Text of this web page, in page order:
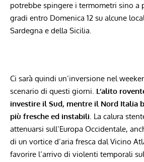
potrebbe spingere i termometri sino a
gradi entro Domenica 12 su alcune
Sardegna e della Sicilia.
Ci sarà quindi un’inversione nel
scenario di questi giorni. L’alito
investire il Sud, mentre il Nord Italia
più fresche ed instabili. La calura
attenuarsi sull’Europa Occidentale,
di un vortice d’aria fresca dal Vicino
favorire l’arrivo di violenti temporali